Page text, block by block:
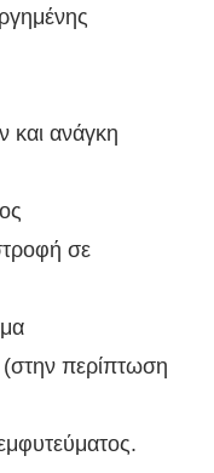
και ανάγκη
σε
περίπτωση